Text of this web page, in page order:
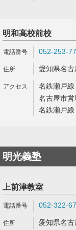
明和高校前校
052-253-
愛知県名
名鉄瀬戸
名古屋市
名鉄瀬戸
明光義塾
上前津教室
052-322-
愛知県名